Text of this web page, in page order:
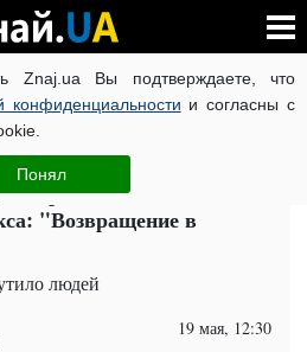
Znaj.ua Вы подтверждаете, что
конфиденциальности и согласны с
Понял
УКРАИНЫ КОРОНАВИРУС В
ЧИТАТИ УКРАЇНСЬКОЮ
против нового
"Возвращение в
людей
19 мая, 12:30